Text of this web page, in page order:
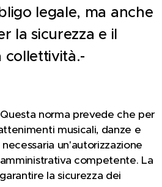
legale, ma anche
la sicurezza e il
collettività.-
Questa norma prevede che per
musicali, danze e
un'autorizzazione
competente. La
la sicurezza dei